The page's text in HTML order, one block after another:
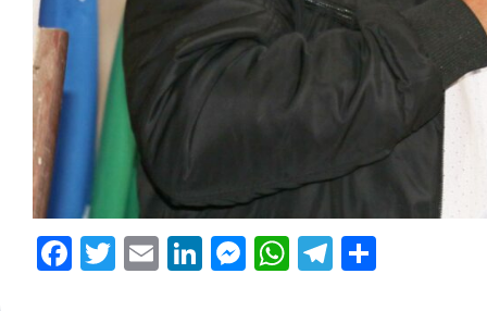
Facebook
Twitter
EmailLinkedIn
Messenger
WhatsApp
Telegram